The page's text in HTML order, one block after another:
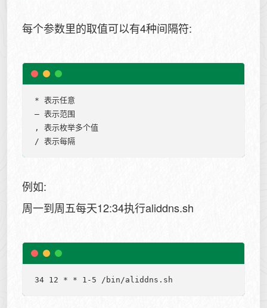
每个参数里的取值可以有4种间隔符:
* 表示任意
– 表示范围
, 表示枚举多个值
例如:
周一到周五每天12:34执行aliddns.sh